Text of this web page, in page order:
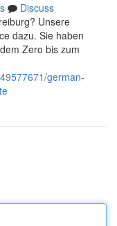
Discuss
Unsere
dazu. Sie haben
Zero bis zum
german-